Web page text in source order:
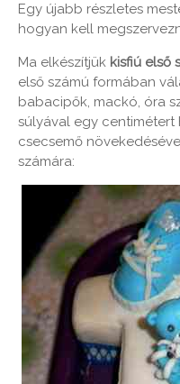
Egy újabb részletes
hogyan kell
Ma elkészítjük kisfiú első
első számú formában
babacipők, mackó, óra
súlyával egy centimétert
csecsemő
számára: